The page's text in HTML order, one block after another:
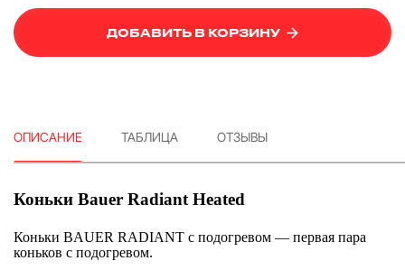
ДОБАВИТЬ В КОРЗИНУ
ОПИСАНИЕ ТАБЛИЦА ОТЗЫВЫ
Коньки Bauer Radiant Heated
Коньки BAUER RADIANT с подогревом — первая пара
коньков с подогревом.